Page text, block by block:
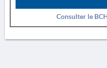
Consulter le